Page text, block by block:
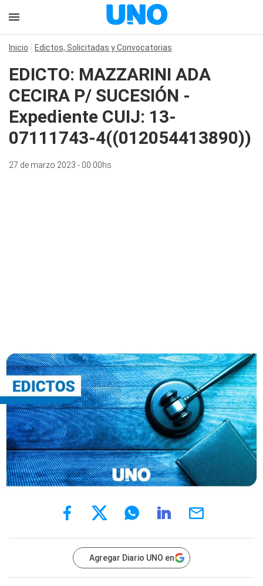
Inicio Edictos, Solicitadas y Convocatorias
EDICTO: MAZZARINI ADA
CECIRA P/ SUCESIÓN -
Expediente CUIJ: 13-
07111743-4((012054413890))
27 de marzo 2023 - 00:00hs
Agregar Diario UNO en